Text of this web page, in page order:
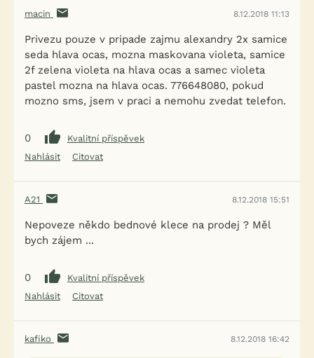
macin 8.12.2018 11:13
Privezu pouze v pripade zajmu alexandry 2x samice
seda hlava ocas, mozna maskovana violeta, samice
2f zelena violeta na hlava ocas a samec violeta
pastel mozna na hlava ocas. 776648080, pokud
mozno sms, jsem v praci a nemohu zvedat telefon.
0
Kvalitní příspěvek
Nahlásit
Citovat
A21 8.12.2018 15:51
Nepoveze někdo bednové klece na prodej ? Měl
bych zájem ...
0
Kvalitní příspěvek
Nahlásit
Citovat
kafiko 8.12.2018 16:42